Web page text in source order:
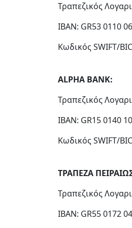
Τραπεζικός
IBAN: GR53 0110
Κωδικός SWIFT/
ALPHA BANK:
Τραπεζικός
IBAN: GR15 0140
Κωδικός SWIFT/
ΤΡΑΠΕΖΑ
Τραπεζικός
IBAN: GR55 0172